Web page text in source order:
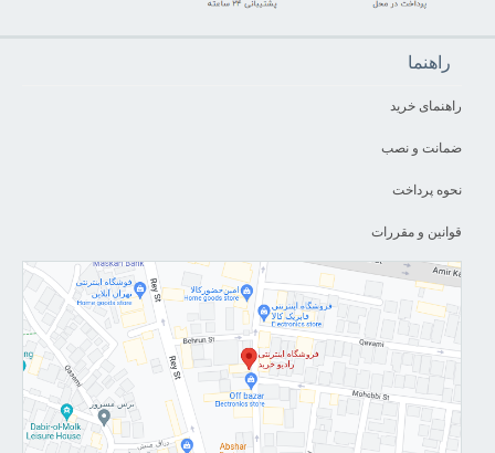
راهنما
راهنمای خرید
ضمانت و نصب
نحوه پرداخت
قوانین و مقررات